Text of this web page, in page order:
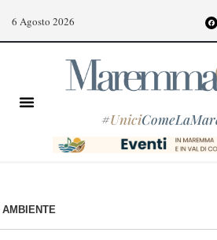
6 Agosto 2026
#Unici
AMBIENTE